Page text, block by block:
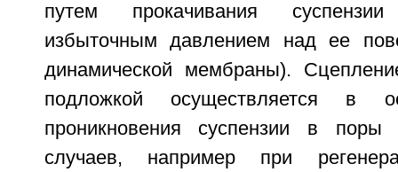
путем прокачивания
избыточным давлением над ее
динамической мембраны).
подложкой осуществляется в
проникновения суспензии в
случаев, например при